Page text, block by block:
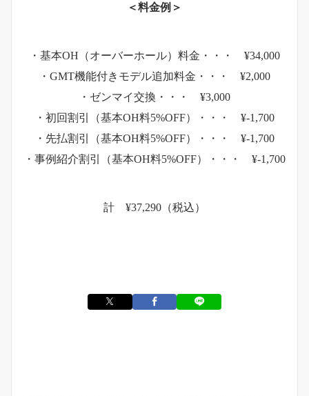
＜料金例＞
・基本OH（オーバーホール）料金・・・ ¥34,000
・GMT機能付きモデル追加料金・・・ ¥2,000
・ゼンマイ交換・・・ ¥3,000
・初回割引（基本OH料5%OFF）・・・ ¥-1,700
・先払割引（基本OH料5%OFF）・・・ ¥-1,700
・事例紹介割引（基本OH料5%OFF）・・・ ¥-1,700
計 ¥37,290（税込）